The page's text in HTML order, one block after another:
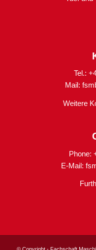
Tel.:
Mail:
Weitere
Phone:
E-Mail: